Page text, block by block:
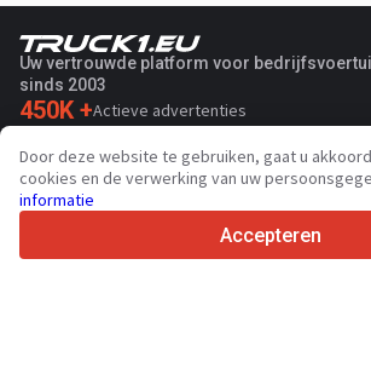
Uw vertrouwde platform voor
sinds 2003
450K +Actieve advertenties
36Ondersteunde talen
4.7/5
Door deze website te gebruiken, gaat u
cookies en de verwerking van uw
informatie
Accepteren